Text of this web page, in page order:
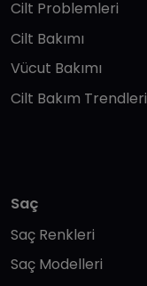
Cilt Problemleri
Cilt Bakımı
Vücut Bakımı
Cilt Bakım Trendleri
Saç
Saç Renkleri
Saç Modelleri